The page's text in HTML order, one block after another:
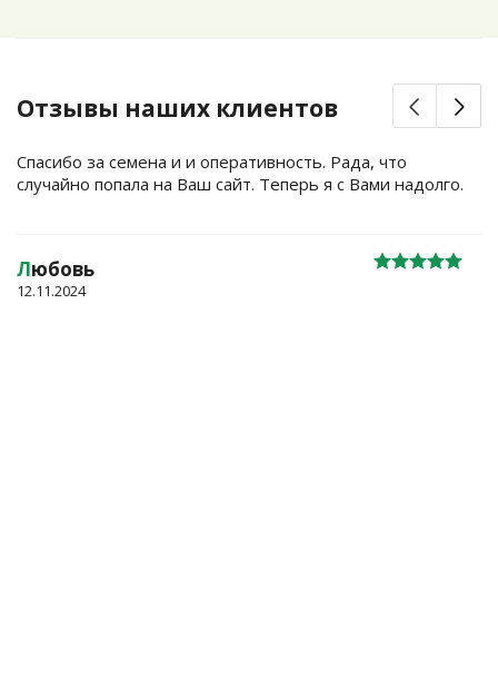
Отзывы наших клиентов
Спасибо за семена и и оперативность. Рада, что
случайно попала на Ваш сайт. Теперь я с Вами надолго.
Любовь
12.11.2024